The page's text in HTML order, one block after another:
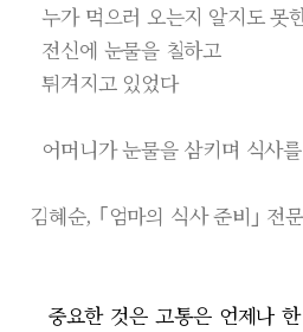
누가 먹으러 오는지 알지도 못
전신에 눈물을 칠하고
튀겨지고 있었다
어머니가 눈물을 삼키며 식사
김혜순, ｢엄마의 식사 준비｣ 전
중요한 것은 고통은 언제나